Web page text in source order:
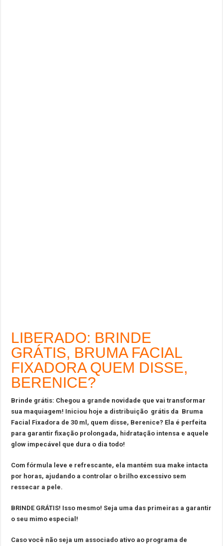
LIBERADO: BRINDE
GRÁTIS, BRUMA FACIAL
FIXADORA QUEM DISSE,
BERENICE?
Brinde grátis: Chegou a grande novidade que vai transformar
sua maquiagem! Iniciou hoje a distribuição grátis da Bruma
Facial Fixadora de 30 ml, quem disse, Berenice? Ela é perfeita
para garantir fixação prolongada, hidratação intensa e aquele
glow impecável que dura o dia todo!
Com fórmula leve e refrescante, ela mantém sua make intacta
por horas, ajudando a controlar o brilho excessivo sem
ressecar a pele.
BRINDE GRÁTIS! Isso mesmo! Seja uma das primeiras a garantir
o seu mimo especial!
Caso você não seja um associado ativo ao programa de